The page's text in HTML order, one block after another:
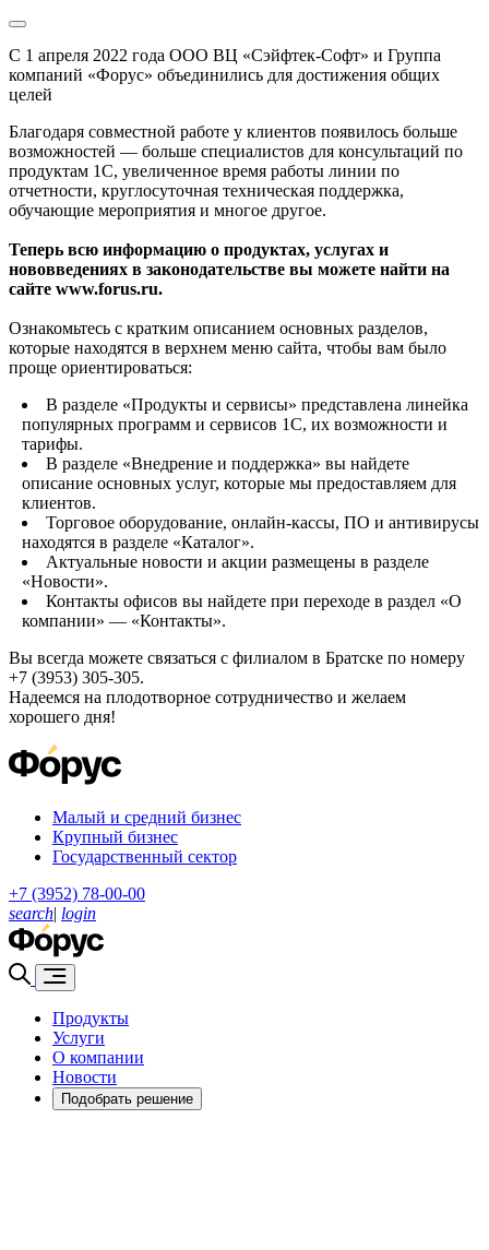
С 1 апреля 2022 года ООО ВЦ «Сэйфтек-Софт» и Группа
компаний «Форус» объединились для достижения общих
целей
Благодаря совместной работе у клиентов появилось больше
возможностей — больше специалистов для консультаций по
продуктам 1С, увеличенное время работы линии по
отчетности, круглосуточная техническая поддержка,
обучающие мероприятия и многое другое.
Теперь всю информацию о продуктах, услугах и
нововведениях в законодательстве вы можете найти на
сайте www.forus.ru.
Ознакомьтесь с кратким описанием основных разделов,
которые находятся в верхнем меню сайта, чтобы вам было
проще ориентироваться:
В разделе «Продукты и сервисы» представлена линейка
популярных программ и сервисов 1С, их возможности и
тарифы.
В разделе «Внедрение и поддержка» вы найдете
описание основных услуг, которые мы предоставляем для
клиентов.
Торговое оборудование, онлайн-кассы, ПО и антивирусы
находятся в разделе «Каталог».
Актуальные новости и акции размещены в разделе
«Новости».
Контакты офисов вы найдете при переходе в раздел «О
компании» — «Контакты».
Вы всегда можете связаться с филиалом в Братске по номеру
+7 (3953) 305-305.
Надеемся на плодотворное сотрудничество и желаем
хорошего дня!
Малый и средний бизнес
Крупный бизнес
Государственный сектор
+7 (3952) 78-00-00
search| login
Продукты
Услуги
О компании
Новости
Подобрать решение